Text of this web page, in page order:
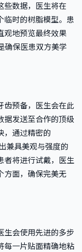
些数据，医生将在
临时的树脂模型。患
观地预览最终效果
确保医患双方美学
齿预备，医生会在此
据发送至合作的顶级
，通过精密的
兼具美观与强度的
者将进行试戴，医生
方面，确保完美无
生会使用先进的多步
每一片贴面精确地粘